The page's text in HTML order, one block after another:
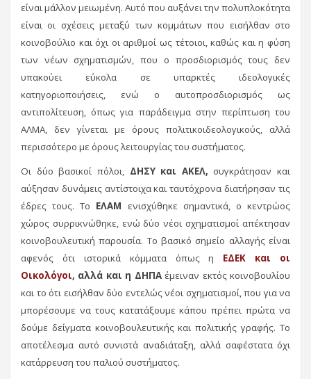
είναι μάλλον μειωμένη. Αυτό που αυξάνει την πολυπλοκότητα
είναι οι σχέσεις μεταξύ των κομμάτων που εισήλθαν στο
κοινοβούλιο και όχι οι αριθμοί ως τέτοιοι, καθώς και η φύση
των νέων σχηματισμών, που ο προσδιορισμός τους δεν
υπακούει εύκολα σε υπαρκτές ιδεολογικές
κατηγοριοποιήσεις, ενώ ο αυτοπροσδιορισμός ως
αντιπολίτευση, όπως για παράδειγμα στην περίπτωση του
ΑΛΜΑ, δεν γίνεται με όρους πολιτικοιδεολογικούς, αλλά
περισσότερο με όρους λειτουργίας του συστήματος.
Οι δύο βασικοί πόλοι, ΔΗΣΥ και ΑΚΕΛ, συγκράτησαν και
αύξησαν δυνάμεις αντίστοιχα και ταυτόχρονα διατήρησαν τις
έδρες τους. Το ΕΛΑΜ ενισχύθηκε σημαντικά, ο κεντρώος
χώρος συρρικνώθηκε, ενώ δύο νέοι σχηματισμοί απέκτησαν
κοινοβουλευτική παρουσία. Το βασικό σημείο αλλαγής είναι
αφενός ότι ιστορικά κόμματα όπως η ΕΔΕΚ και οι
Οικολόγοι, αλλά και η ΔΗΠΑ έμειναν εκτός κοινοβουλίου
και το ότι εισήλθαν δύο εντελώς νέοι σχηματισμοί, που για να
μπορέσουμε να τους κατατάξουμε κάπου πρέπει πρώτα να
δούμε δείγματα κοινοβουλευτικής και πολιτικής γραφής. Το
αποτέλεσμα αυτό συνιστά αναδιάταξη, αλλά σαφέστατα όχι
κατάρρευση του παλιού συστήματος.